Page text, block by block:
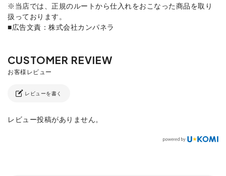
※当店では、正規のルートから仕入れをおこなった商品を取り
扱っております。
■広告文責：株式会社カンパネラ
レビューを書く
レビュー投稿がありません。